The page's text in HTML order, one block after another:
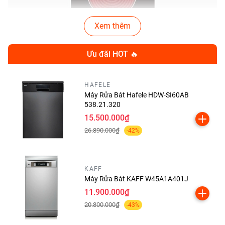
Đặc Điểm Nổi Bật Của Bếp
Kính Âm 2 Điện Dạng
Domino MDH-02R
1. Thiết Kế Sang Trọng – Tiết
Xem thêm
Ưu đãi HOT 🔥
HAFELE
Máy Rửa Bát Hafele HDW-SI60AB
538.21.320
15.500.000₫
26.890.000₫ -42%
KAFF
Máy Rửa Bát KAFF W45A1A401J
11.900.000₫
20.800.000₫ -43%